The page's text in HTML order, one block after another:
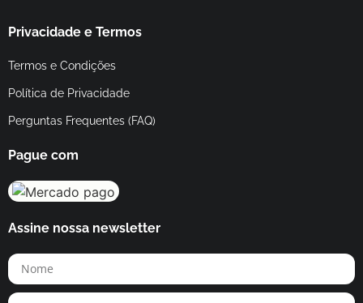
Privacidade e Termos
Termos e Condições
Política de Privacidade
Perguntas Frequentes (FAQ)
Pague com
Assine nossa newsletter